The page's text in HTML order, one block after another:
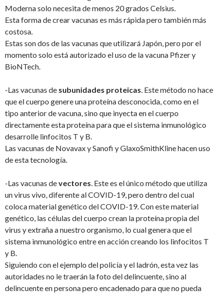
Moderna solo necesita de menos 20 grados Celsius.
Esta forma de crear vacunas es más rápida pero también más
costosa.
Estas son dos de las vacunas que utilizará Japón, pero por el
momento solo está autorizado el uso de la vacuna Pfizer y
BioNTech.
-Las vacunas de subunidades proteicas . Este método no hace
que el cuerpo genere una proteína desconocida, como en el
tipo anterior de vacuna, sino que inyecta en el cuerpo
directamente esta proteína para que el sistema inmunológico
desarrolle linfocitos T y B.
Las vacunas de Novavax y Sanofi y GlaxoSmithKline hacen uso
de esta tecnología.
-Las vacunas devectores . Este es el único método que utiliza
un virus vivo, diferente al COVID-19, pero dentro del cual
coloca material genético del COVID-19. Con este material
genético, las células del cuerpo crean la proteína propia del
virus y extraña a nuestro organismo, lo cual genera que el
sistema inmunológico entre en acción creando los linfocitos T
y B.
Siguiendo con el ejemplo del policía y el ladrón, esta vez las
autoridades no le traerán la foto del delincuente, sino al
delincuente en persona pero encadenado para que no pueda